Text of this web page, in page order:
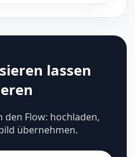
lassen
Flow: hochladen,
übernehmen.